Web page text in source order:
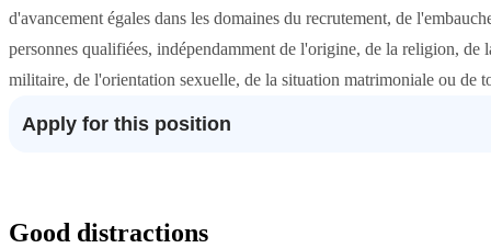
d'avancement égales dans les domaines du recrutement, de
personnes qualifiées, indépendamment de l'origine, de la religion, de
militaire, de l'orientation sexuelle, de la situation matrimoniale ou de
Apply for this position
Good distractions